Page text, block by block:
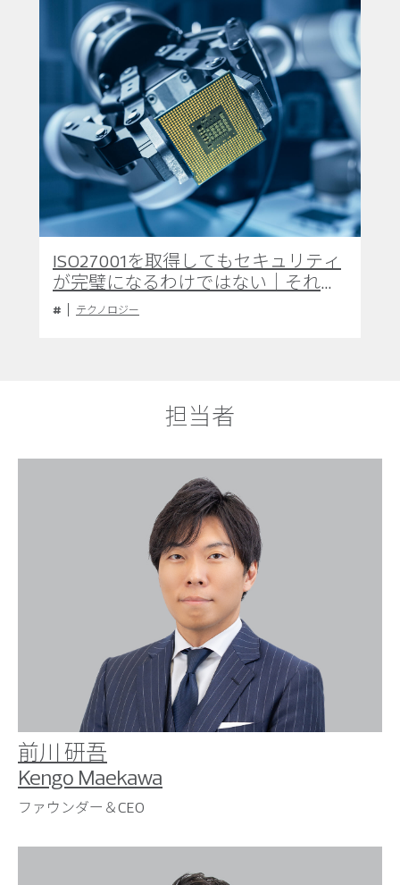
ISO27001を取得してもセキュリティ
が完璧になるわけではない｜それで
もISMSを取得する理由とは
テクノロジー
担当者
前川 研吾
Kengo Maekawa
ファウンダー＆CEO